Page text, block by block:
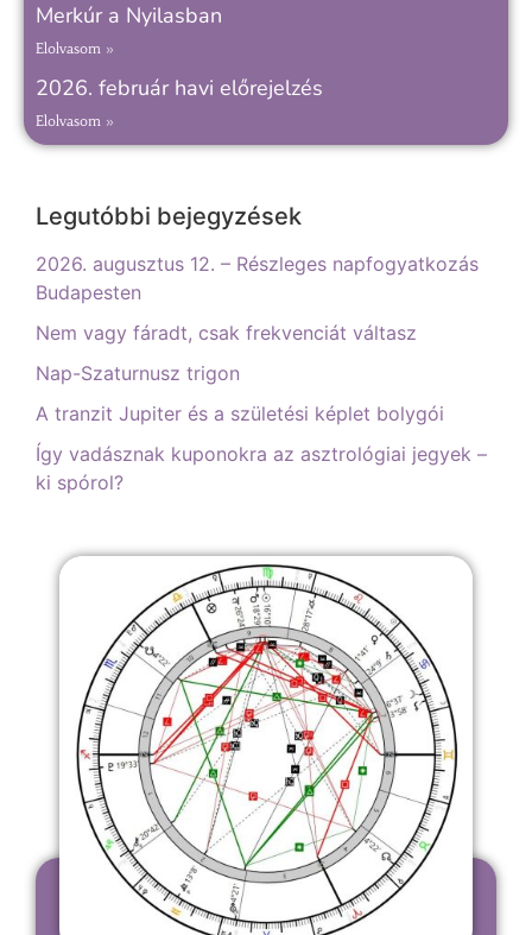
Merkúr a Nyilasban
Elolvasom »
2026. február havi előrejelzés
Elolvasom »
Legutóbbi bejegyzések
2026. augusztus 12. – Részleges napfogyatkozás
Budapesten
Nem vagy fáradt, csak frekvenciát váltasz
Nap-Szaturnusz trigon
A tranzit Jupiter és a születési képlet bolygói
Így vadásznak kuponokra az asztrológiai jegyek –
ki spórol?